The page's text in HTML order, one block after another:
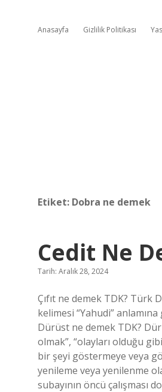
Anasayfa Gizlilik Politikası
Etiket: Dobra ne demek
Cedit Ne
Tarih: Aralık 28, 2024
Çıfıt ne demek TDK? Türk
kelimesi “Yahudi”
Dürüst ne demek TDK?
olmak”, “olayları olduğu
bir şeyi göstermeye veya
yenileme veya yenilenme
subayının öncü çalışması